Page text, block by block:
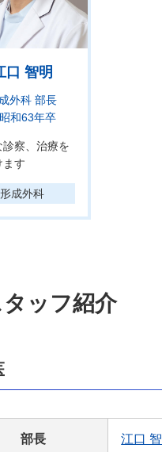
口 智明
外科 部長
和63年卒
診察、治療を
ます
形成外科
ッフ紹介
部長 江口